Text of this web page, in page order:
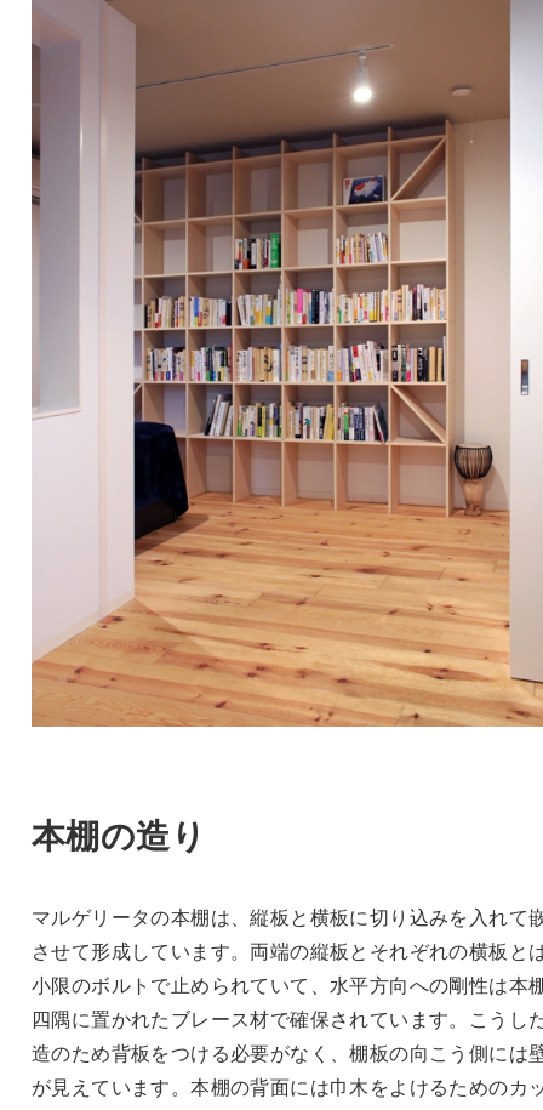
本棚の造り
マルゲリータの本棚は、縦板と横板に切り込みを入れて
させて形成しています。両端の縦板とそれぞれの横板と
小限のボルトで止められていて、水平方向への剛性は本
四隅に置かれたブレース材で確保されています。こうし
造のため背板をつける必要がなく、棚板の向こう側には
が見えています。本棚の背面には巾木をよけるためのカ